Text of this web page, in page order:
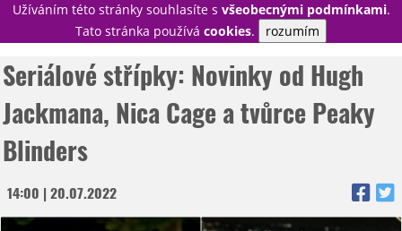
Užíváním této stránky souhlasíte s všeobecnými podmínkami.
Tato stránka používá cookies. rozumím
PŘIHLÁSIT
TÉMATA
RECENZE
EPIZODY
KULT
Seriálové střípky: Novinky od Hugh
Jackmana, Nica Cage a tvůrce Peaky
Blinders
14:00 | 20.07.2022